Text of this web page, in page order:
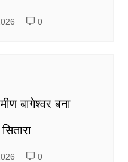
0
बागेश्वर बना
0